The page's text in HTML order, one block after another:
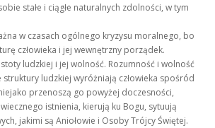
stałe i ciągłe naturalnych zdolności, w tym
w czasach ogólnego kryzysu moralnego, bo
człowieka i jej wewnętrzny porządek.
ludzkiej i jej wolność. Rozumność i wolność
ludzkiej wyróżniają człowieka spośród
przenoszą go powyżej doczesności,
istnienia, kierują ku Bogu, sytuują
jakimi są Aniołowie i Osoby Trójcy Świętej.